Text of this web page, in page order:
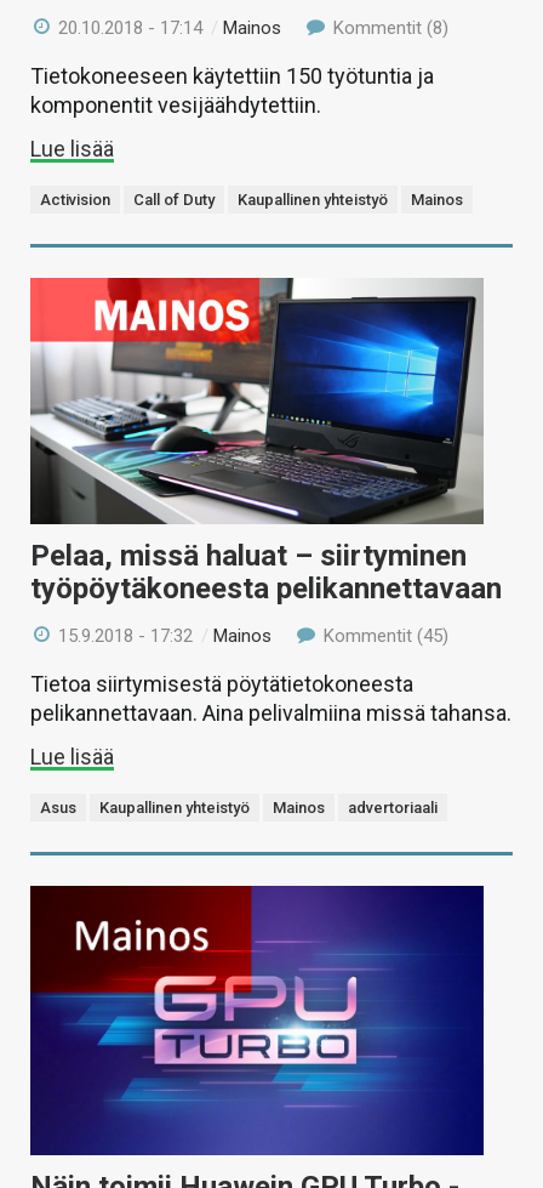
20.10.2018 - 17:14 /Mainos Kommentit (8)
Tietokoneeseen käytettiin 150 työtuntia ja
komponentit vesijäähdytettiin.
Lue lisää
Activision Call of Duty Kaupallinen yhteistyö Mainos
Pelaa, missä haluat – siirtyminen
työpöytäkoneesta pelikannettavaan
15.9.2018 - 17:32 /Mainos Kommentit (45)
Tietoa siirtymisestä pöytätietokoneesta
pelikannettavaan. Aina pelivalmiina missä tahansa.
Lue lisää
Asus Kaupallinen yhteistyö Mainos advertoriaali